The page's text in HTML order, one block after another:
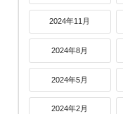
2024年11月
2024年8月
2024年5月
2024年2月